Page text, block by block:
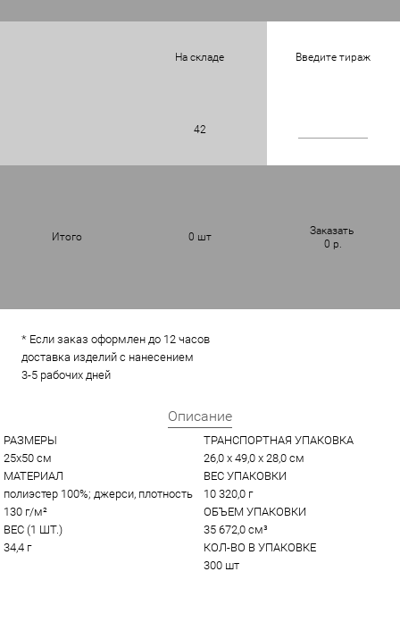
На складе Введите тираж
42
Итого 0 шт
Заказать
0 р.
* Если заказ оформлен до 12 часов
доставка изделий с нанесением
3-5 рабочих дней
Описание
РАЗМЕРЫ
25x50 см
МАТЕРИАЛ
полиэстер 100%; джерси, плотность
130 г/м²
ВЕС (1 ШТ.)
34,4 г
ТРАНСПОРТНАЯ УПАКОВКА
26,0 x 49,0 x 28,0 см
ВЕС УПАКОВКИ
10 320,0 г
ОБЪЕМ УПАКОВКИ
35 672,0 см³
КОЛ-ВО В УПАКОВКЕ
300 шт